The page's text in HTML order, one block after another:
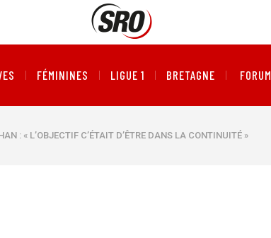
FÉMININES LIGUE 1 BRETAGNE FORUM
: « L’OBJECTIF C’ÉTAIT D’ÊTRE DANS LA CONTINUITÉ »